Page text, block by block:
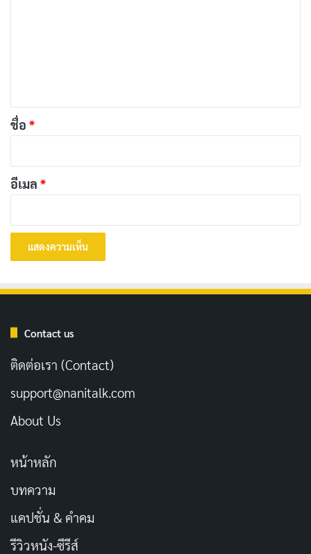
[รีวิว-เรื่องย่อ] My Life With the Walter Boys ซีซั่น
เลอร์จากนิยาย Bret Easton Ellis ที่ความหลอนคืบ
ละครสำคัญที่สร้างสีสันได้อย่างโดดเด่นและน่าจดจำ ด้วย
การแสดงที่มีเสน่ห์เฉพาะตัวที่ทำให้ผู้ชมติดตามอย่างใกล้
ซีรีส์นี้สะท้อนความเป็นจริงในสังคมเบงกอลยุคปี 2000 ได้
การเมืองที่ซับซ้อนหรืออาชญากรรมที่รุนแรงและการทุจริต
และอินไปกับสถานการณ์ต่างๆ ที่ถูกนำเสนอ
แม้ว่าเนื้อเรื่องอาจจะดูคล้ายกับซีรีส์แนวเดียวกันที่เคยผ่าน
*
ชื่อ *
อีเมล *
Contact us
ติดต่อเรา (Contact)
support@nanitalk.com
About Us
หน้าหลัก
บทความ
แคปชั่น & คำคม
รีวิวหนัง-ซีรีส์